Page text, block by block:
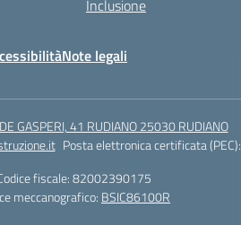
Inclusione
Note legali
GASPERI, 41 RUDIANO 25030 RUDIANO
Posta elettronica certificata (PEC):
fiscale: 82002390175
meccanografico: BSIC86100R